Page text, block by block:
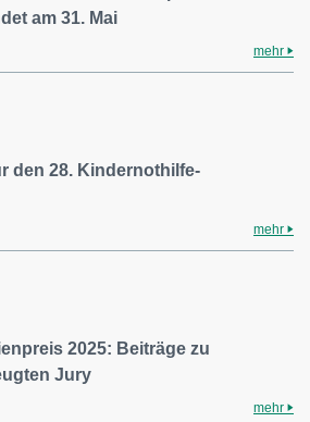
am 31. Mai
mehr
den 28. Kindernothilfe-
mehr
2025: Beiträge zu
Jury
mehr